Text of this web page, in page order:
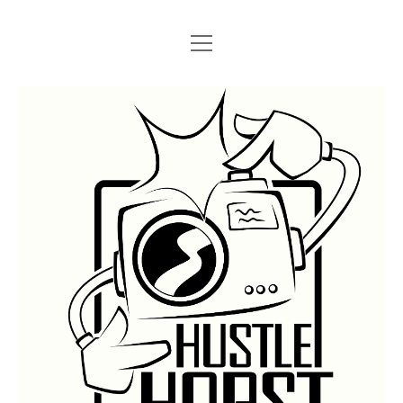
STARTSEITE
BERLIN GRAFFITI
Menü
öffnen
BERLIN BOMBINGS
BERLIN SUBWAY
BERLIN S-BAHN
TRAINS
LEGAL WALLS
HOTTER FRAGT…
ROSTOCK
REGIO
GÜTER
ATHENS GRAFFITI Menü
öffnen
ATHENS TRAINS
Menü
öffnen
Hustlehorst